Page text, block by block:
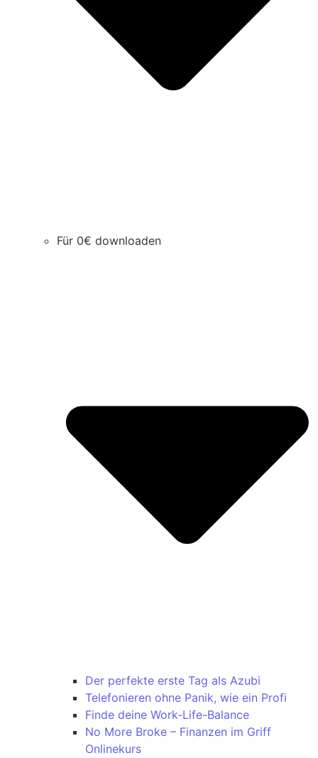
Für 0€ downloaden
Der perfekte erste Tag als Azubi
Telefonieren ohne Panik, wie ein Profi
Finde deine Work-Life-Balance
No More Broke – Finanzen im Griff
Onlinekurs